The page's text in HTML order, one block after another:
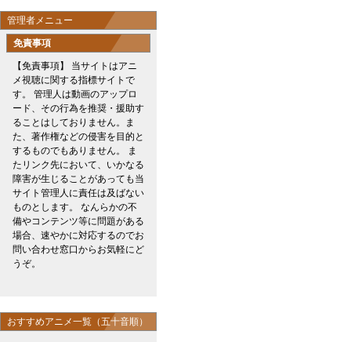
管理者メニュー
免責事項
【免責事項】 当サイトはアニ
メ視聴に関する指標サイトで
す。 管理人は動画のアップロ
ード、その行為を推奨・援助す
ることはしておりません。ま
た、著作権などの侵害を目的と
するものでもありません。 ま
たリンク先において、いかなる
障害が生じることがあっても当
サイト管理人に責任は及ばない
ものとします。 なんらかの不
備やコンテンツ等に問題がある
場合、速やかに対応するのでお
問い合わせ窓口からお気軽にど
うぞ。
おすすめアニメ一覧（五十音順）